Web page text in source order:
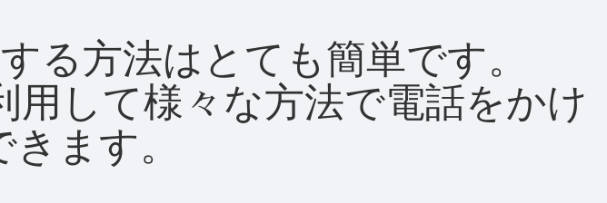
る方法はとても簡単です。
して様々な方法で電話をかけ
ます。